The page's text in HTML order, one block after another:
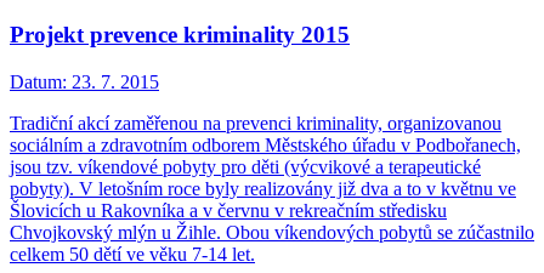
Projekt prevence kriminality 2015
Datum: 23. 7. 2015
Tradiční akcí zaměřenou na prevenci kriminality, organizovanou
sociálním a zdravotním odborem Městského úřadu v Podbořanech,
jsou tzv. víkendové pobyty pro děti (výcvikové a terapeutické
pobyty). V letošním roce byly realizovány již dva a to v květnu ve
Šlovicích u Rakovníka a v červnu v rekreačním středisku
Chvojkovský mlýn u Žihle. Obou víkendových pobytů se zúčastnilo
celkem 50 dětí ve věku 7-14 let.